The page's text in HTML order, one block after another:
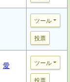
ツール
投票
愛
ツール
投票